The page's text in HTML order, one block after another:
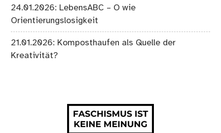
24.01.2026: LebensABC – O wie
Orientierungslosigkeit
21.01.2026: Komposthaufen als Quelle der
Kreativität?